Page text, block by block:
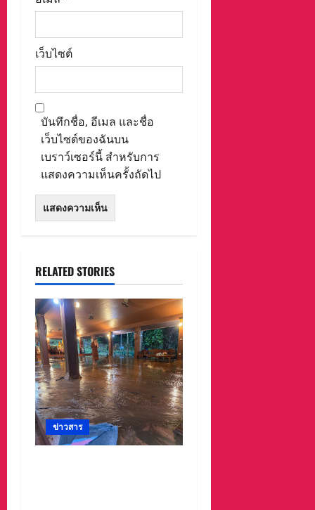
เว็บไซต์
บันทึกชื่อ, อีเมล และชื่อ
เว็บไซต์ของฉันบน
เบราว์เซอร์นี้ สำหรับการ
แสดงความเห็นครั้งถัดไป
RELATED STORIES
ข่าวสาร